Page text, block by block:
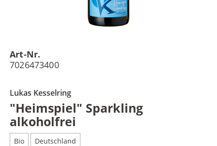
Art-Nr.
7026473400
Lukas Kesselring
"Heimspiel" Sparkling
alkoholfrei
Bio Deutschland